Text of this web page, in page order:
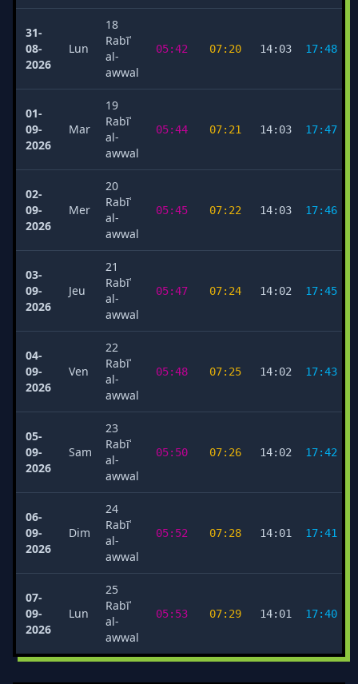
31-
08-
2026
Lun
18
Rabīʿ
al-
awwal
05:42 07:20 14:03 17:48
01-
09-
2026
Mar
19
Rabīʿ
al-
awwal
05:44 07:21 14:03 17:47
02-
09-
2026
Mer
20
Rabīʿ
al-
awwal
05:45 07:22 14:03 17:46
03-
09-
2026
Jeu
21
Rabīʿ
al-
awwal
05:47 07:24 14:02 17:45
04-
09-
2026
Ven
22
Rabīʿ
al-
awwal
05:48 07:25 14:02 17:43
05-
09-
2026
Sam
23
Rabīʿ
al-
awwal
05:50 07:26 14:02 17:42
06-
09-
2026
Dim
24
Rabīʿ
al-
awwal
05:52 07:28 14:01 17:41
07-
09-
2026
Lun
25
Rabīʿ
al-
awwal
05:53 07:29 14:01 17:40